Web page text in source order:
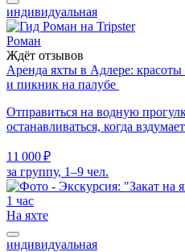
индивидуальная
Роман
Ждёт отзывов
Аренда яхты в Адлере:
и пикник на палубе
Отправиться на водную
останавливаться, когда
11 000 ₽
за группу, 1–9 чел.
1 час
На яхте
индивидуальная